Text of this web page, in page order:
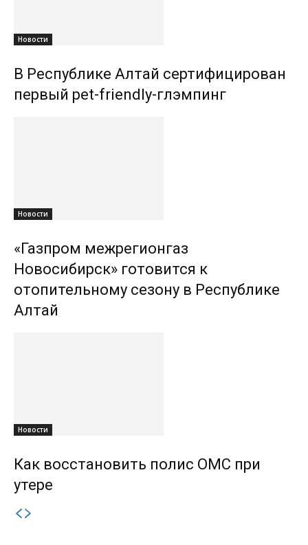
Новости
В Республике Алтай сертифицирован
первый pet-friendly-глэмпинг
Новости
«Газпром межрегионгаз
Новосибирск» готовится к
отопительному сезону в Республике
Алтай
Новости
Как восстановить полис ОМС при
утере